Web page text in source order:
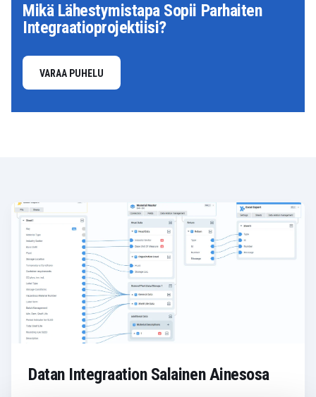
Mikä Lähestymistapa Sopii Parhaiten
Integraatioprojektiisi?
VARAA PUHELU
Datan Integraation Salainen Ainesosa